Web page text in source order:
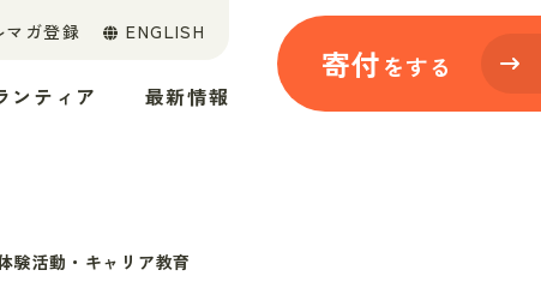
マガ登録 ENGLISH
ンティア 最新情報
寄付をする
験活動・キャリア教育